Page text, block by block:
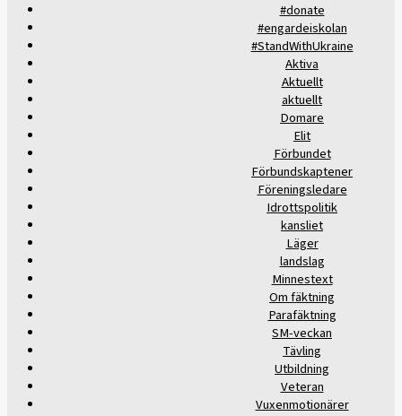
#donate
#engardeiskolan
#StandWithUkraine
Aktiva
Aktuellt
aktuellt
Domare
Elit
Förbundet
Förbundskaptener
Föreningsledare
Idrottspolitik
kansliet
Läger
landslag
Minnestext
Om fäktning
Parafäktning
SM-veckan
Tävling
Utbildning
Veteran
Vuxenmotionärer